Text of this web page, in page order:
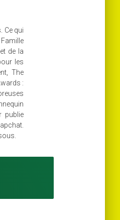
Ce qui
de la
les
The
:
publie